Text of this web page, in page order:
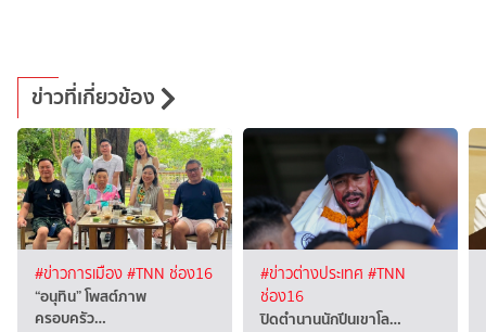
ข่าวที่เกี่ยวข้อง
#ข่าวการเมือง#TNN ช่อง16
“อนุทิน” โพสต์ภาพ
ครอบครัว…
#ข่าวต่างประเทศ #TNN
ช่อง16
ปิดตำนานนักปีนเขาโล…